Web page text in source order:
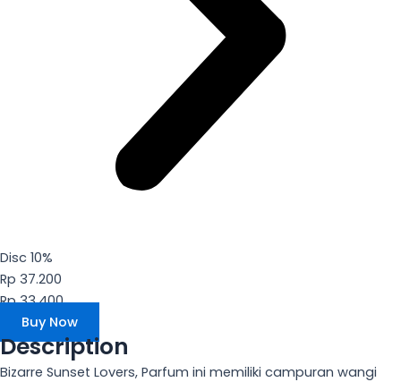
Disc 10%
Rp 37.200
Rp 33.400
Buy Now
Description
Bizarre Sunset Lovers, Parfum ini memiliki campuran wangi